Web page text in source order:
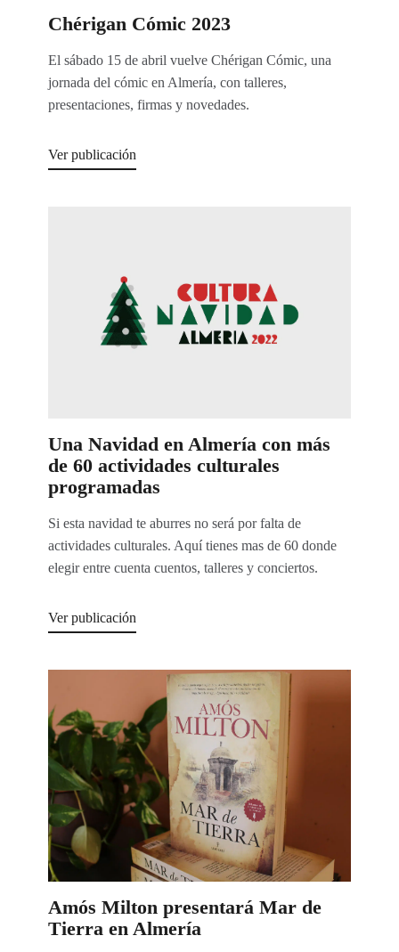
Chérigan Cómic 2023
El sábado 15 de abril vuelve Chérigan Cómic, una
jornada del cómic en Almería, con talleres,
presentaciones, firmas y novedades.
Ver publicación
Una Navidad en Almería con más
de 60 actividades culturales
programadas
Si esta navidad te aburres no será por falta de
actividades culturales. Aquí tienes mas de 60 donde
elegir entre cuenta cuentos, talleres y conciertos.
Ver publicación
Amós Milton presentará Mar de
Tierra en Almería